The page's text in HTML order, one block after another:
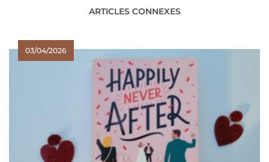
ARTICLES CONNEXES
03/04/2026